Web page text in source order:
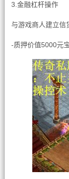
3.金融杠杆操作
与游戏商人建立信
-质押价值5000元